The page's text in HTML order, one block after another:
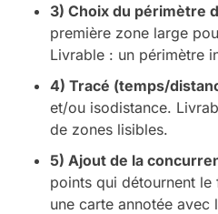
3) Choix du périmètre
première zone large
Livrable : un périmètre
4) Tracé (temps/
et/ou isodistance.
de zones lisibles.
5) Ajout de la
points qui détournent
une carte annotée avec